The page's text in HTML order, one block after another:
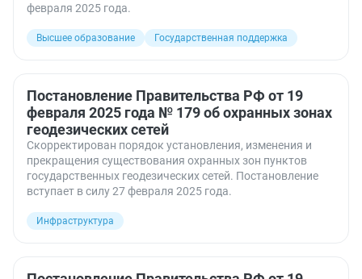
февраля 2025 года.
Высшее образование Государственная поддержка
Постановление Правительства РФ от 19
февраля 2025 года № 179 об охранных зонах
геодезических сетей
Скорректирован порядок установления, изменения и
прекращения существования охранных зон пунктов
государственных геодезических сетей. Постановление
вступает в силу 27 февраля 2025 года.
Инфраструктура